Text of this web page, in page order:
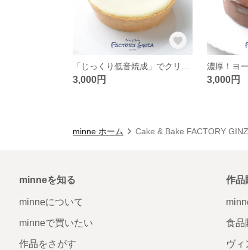
3,000円 3,000円
minne ホーム Cake & Bake FACTORY
minneを知る
minneについて
minneで買いたい
作品をさがす
作品
食品
ヴィ